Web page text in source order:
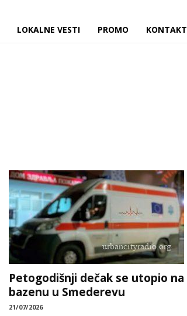
LOKALNE VESTI PROMO KONTAKT
Petogodišnji dečak se utopio na
bazenu u Smederevu
21/07/2026